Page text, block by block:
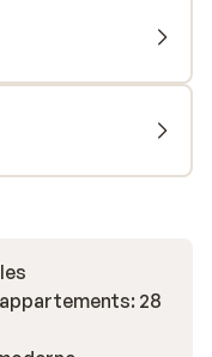
Après le
délicieux schnaps
28